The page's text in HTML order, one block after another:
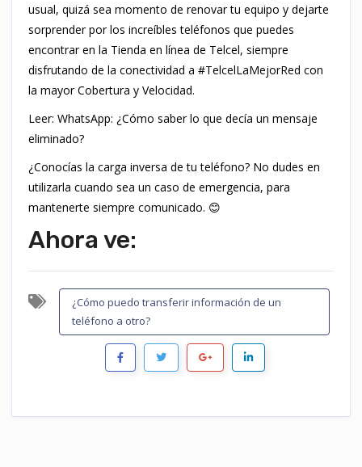
usual, quizá sea momento de renovar tu equipo y dejarte
sorprender por los increíbles teléfonos que puedes
encontrar en la Tienda en línea de Telcel, siempre
disfrutando de la conectividad a #TelcelLaMejorRed con
la mayor Cobertura y Velocidad.
Leer: WhatsApp: ¿Cómo saber lo que decía un mensaje
eliminado?
¿Conocías la carga inversa de tu teléfono? No dudes en
utilizarla cuando sea un caso de emergencia, para
mantenerte siempre comunicado. 😊
Ahora ve:
¿Cómo puedo transferir información de un
teléfono a otro?